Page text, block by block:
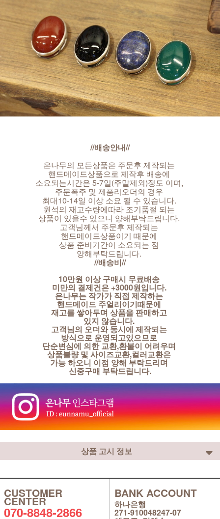
//배송안내//
은나무의 모든상품은 주문후 제작되는
핸드메이드상품으로 제작후 배송에
소요되는시간은 5-7일(주말제외)정도 이며,
주문폭주 및 제품리오더의 경우
최대10-14일 이상 소요 될 수 있습니다.
원석의 재고수량에따라 조기품절 되는
상품이 있을수 있으니 양해부탁드립니다.
고객님께서 주문후 제작되는
핸드메이드상품이기 때문에
상품 준비기간이 소요되는 점
양해부탁드립니다.
//배송비//
10만원 이상 구매시 무료배송
미만의 결제건은 +3000원입니다.
은나무는 작가가 직접 제작하는
핸드메이드 주얼리이기때문에
재고를 쌓아두며 상품을 판매하고
있지 않습니다.
고객님의 오더와 동시에 제작되는
방식으로 운영되고있으므로
단순변심에 의한 교환,환불이 어려우며
상품불량 및 사이즈교환,컬러교환은
가능 하오니 이점 양해 부탁드리며
신중구매 부탁드립니다.
상품 고시 정보
CUSTOMER
CENTER
070-8848-2866
BANK ACCOUNT
하나은행
271-910048247-07